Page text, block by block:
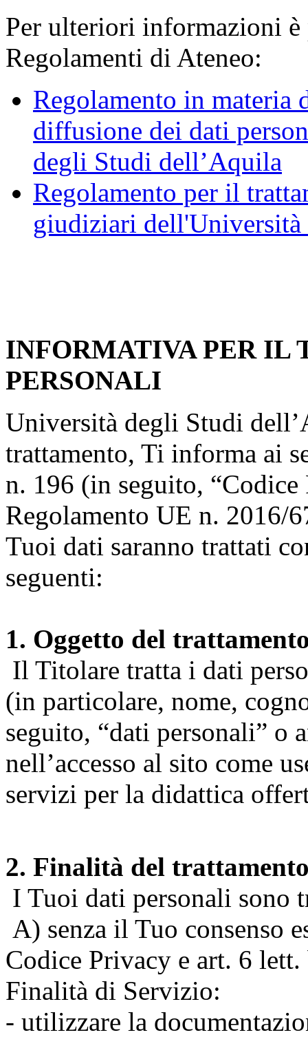
Per ulteriori informazioni è
Regolamenti di Ateneo:
Regolamento in materia
diffusione dei dati
degli Studi dell’Aquila
Regolamento per il
giudiziari
INFORMATIVA PER IL
PERSONALI
Università degli Studi
trattamento, Ti informa ai
n. 196 (in seguito, “Codice
Regolamento UE n. 2016/
Tuoi dati saranno trattati
seguenti:
1. Oggetto del
Il Titolare tratta i dati
(in particolare, nome,
seguito, “dati personali” o
nell’accesso al sito come
servizi per la didattica
2. Finalità del
I Tuoi dati personali sono
A) senza il Tuo consenso
Codice Privacy e art. 6
Finalità di Servizio:
- utilizzare la